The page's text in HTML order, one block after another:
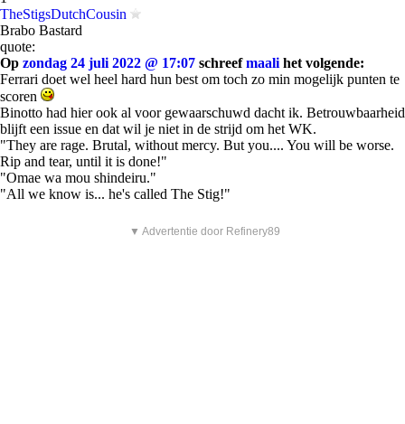
TheStigsDutchCousin
Brabo Bastard
quote:
Op zondag 24 juli 2022 @ 17:07 schreefmaali het volgende:
Ferrari doet wel heel hard hun best om toch zo min mogelijk punten te
scoren
Binotto had hier ook al voor gewaarschuwd dacht ik. Betrouwbaarheid
blijft een issue en dat wil je niet in de strijd om het WK.
"They are rage. Brutal, without mercy. But you.... You will be worse.
Rip and tear, until it is done!"
"Omae wa mou shindeiru."
"All we know is... he's called The Stig!"
▼ Advertentie door Refinery89